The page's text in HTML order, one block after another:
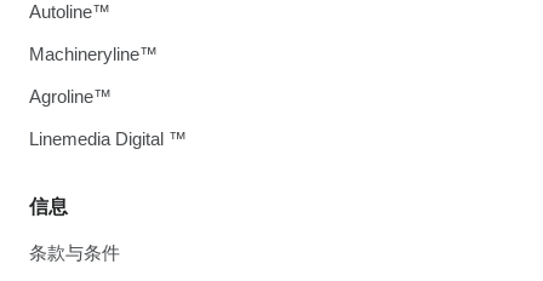
信息
条款与条件
Autoline™
Machineryline™
Agroline™
Linemedia Digital ™